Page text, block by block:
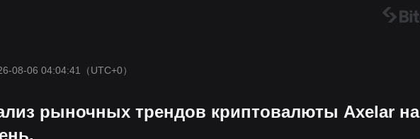
08-06 04:04:41 （UTC+0）
рыночных трендов криптовалюты Axelar на